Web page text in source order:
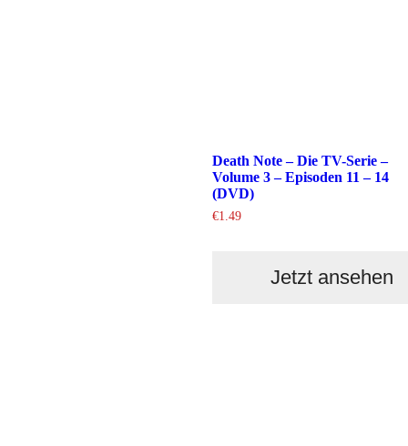
Death Note – Die TV-Serie –
Volume 3 – Episoden 11 – 14
(DVD)
€1.49
Jetzt ansehen